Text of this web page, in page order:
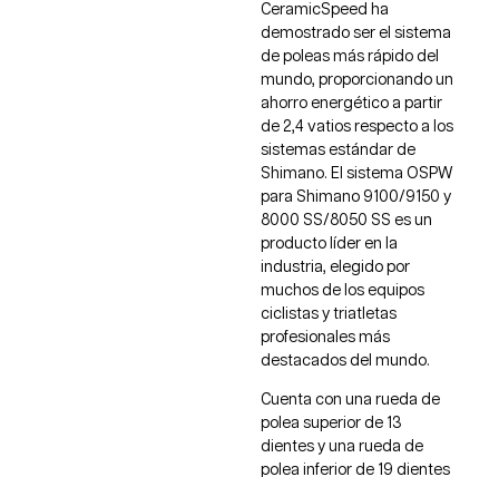
CeramicSpeed ha
demostrado ser el sistema
de poleas más rápido del
mundo, proporcionando un
ahorro energético a partir
de 2,4 vatios respecto a los
sistemas estándar de
Shimano. El sistema OSPW
para Shimano 9100/9150 y
8000 SS/8050 SS es un
producto líder en la
industria, elegido por
muchos de los equipos
ciclistas y triatletas
profesionales más
destacados del mundo.
Cuenta con una rueda de
polea superior de 13
dientes y una rueda de
polea inferior de 19 dientes